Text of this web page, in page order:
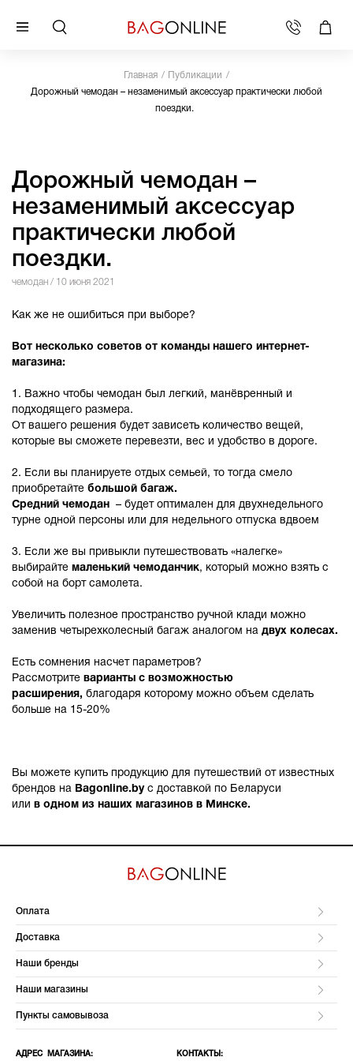
Главная
Публикации
Дорожный чемодан – незаменимый аксессуар практически любой
поездки.
Дорожный чемодан –
незаменимый аксессуар
практически любой
поездки.
чемодан / 10 июня 2021
Как же не ошибиться при выборе?
Вот несколько советов от команды нашего интернет-
магазина:
1. Важно чтобы чемодан был легкий, манёвренный и
подходящего размера.
От вашего решения будет зависеть количество вещей,
которые вы сможете перевезти, вес и удобство в дороге.
2. Если вы планируете отдых семьей, то тогда смело
приобретайте большой багаж.
Средний чемодан
– будет оптимален для двухнедельного
турне одной персоны или для недельного отпуска вдвоем
3. Если же вы привыкли путешествовать «налегке»
выбирайте маленький чемоданчик, который можно взять с
собой на борт самолета.
Увеличить полезное пространство ручной клади можно
заменив четырехколесный багаж аналогом на двух колесах.
Есть сомнения насчет параметров?
Рассмотрите варианты с возможностью
расширения, благодаря которому можно объем сделать
больше на 15-20%
Вы можете купить продукцию для путешествий от известных
брендов на Bagonline.byс доставкой по Беларуси
или в одном из наших магазинов в Минске.
Оплата
Доставка
Наши бренды
Наши магазины
Пункты самовывоза
АДРЕС МАГАЗИНА: КОНТАКТЫ: